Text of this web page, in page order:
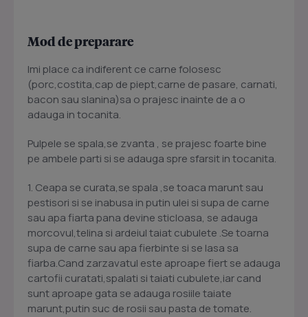
Mod de preparare
Imi place ca indiferent ce carne folosesc
(porc,costita,cap de piept,carne de pasare, carnati,
bacon sau slanina)sa o prajesc inainte de a o
adauga in tocanita.
Pulpele se spala,se zvanta , se prajesc foarte bine
pe ambele parti si se adauga spre sfarsit in tocanita.
1. Ceapa se curata,se spala ,se toaca marunt sau
pestisori si se inabusa in putin ulei si supa de carne
sau apa fiarta pana devine sticloasa, se adauga
morcovul,telina si ardeiul taiat cubulete .Se toarna
supa de carne sau apa fierbinte si se lasa sa
fiarba.Cand zarzavatul este aproape fiert se adauga
cartofii curatati,spalati si taiati cubulete,iar cand
sunt aproape gata se adauga rosiile taiate
marunt,putin suc de rosii sau pasta de tomate.